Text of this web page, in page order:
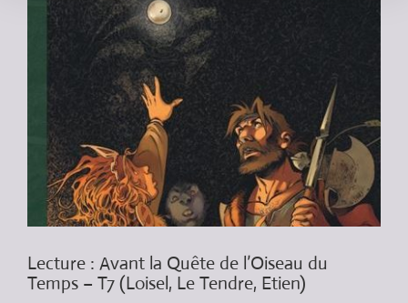
Lecture : Avant la Quête de l’Oiseau du
Temps – T7 (Loisel, Le Tendre, Etien)